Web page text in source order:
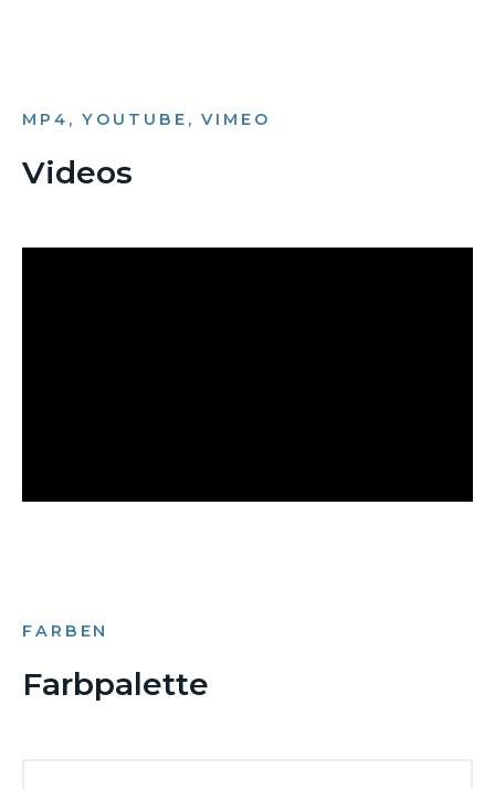
MP4, YOUTUBE, VIMEO
Videos
FARBEN
Farbpalette